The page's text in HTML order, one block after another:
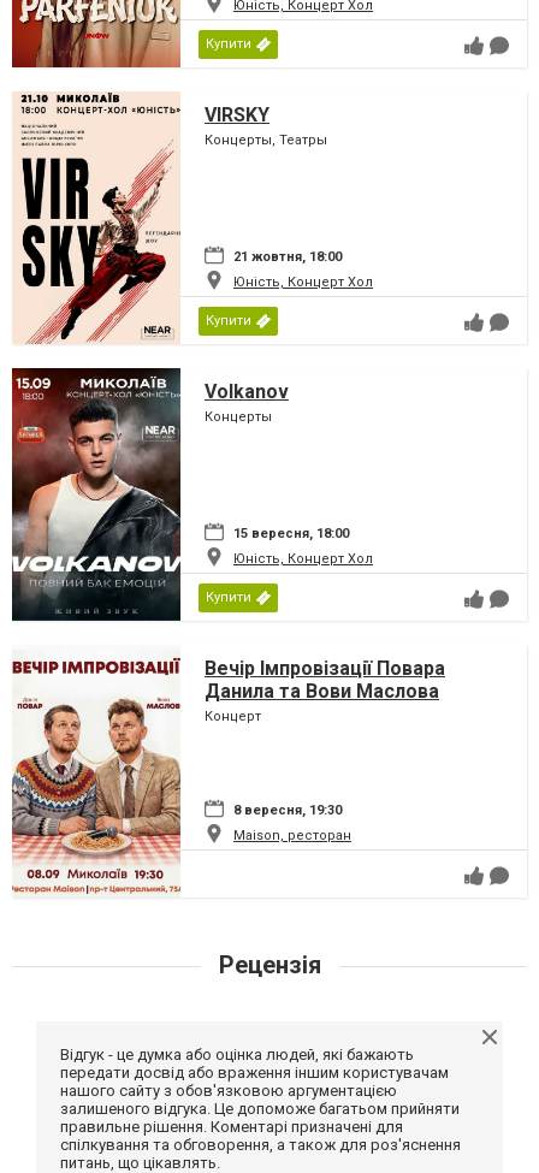
Юність, Концерт Хол
Купити
VIRSKY
Концерты, Театры
21 жовтня, 18:00
Юність, Концерт Хол
Купити
Volkanov
Концерты
15 вересня, 18:00
Юність, Концерт Хол
Купити
Вечір Імпровізації Повара
Данила та Вови Маслова
Концерт
8 вересня, 19:30
Maison, ресторан
Рецензія
Відгук - це думка або оцінка людей, які бажають
передати досвід або враження іншим користувачам
нашого сайту з обов'язковою аргументацією
залишеного відгука. Це допоможе багатьом прийняти
правильне рішення. Коментарі призначені для
спілкування та обговорення, а також для роз'яснення
питань, що цікавлять.